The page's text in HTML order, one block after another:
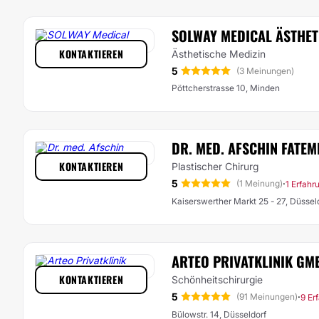
SOLWAY MEDICAL
Ästhetische Medizin
5
(3 Meinungen)
Pöttcherstrasse 10, Minden
KONTAKTIEREN
DR. MED. AFSCHIN
Plastischer Chirurg
5
(1 Meinung)·1
Kaiserswerther Markt 25 - 27,
KONTAKTIEREN
ARTEO PRIVATKLINIK
Schönheitschirurgie
5
(91 Meinungen)·9
Bülowstr. 14, Düsseldorf
KONTAKTIEREN